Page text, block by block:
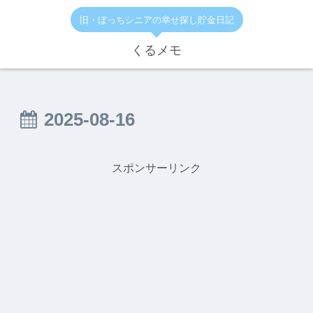
旧・ぼっちシニアの幸せ探し貯金日記
くるメモ
2025-08-16
スポンサーリンク